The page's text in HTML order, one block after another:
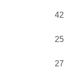
42
25
27